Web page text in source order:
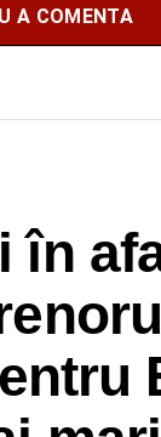
A COMENTA
în